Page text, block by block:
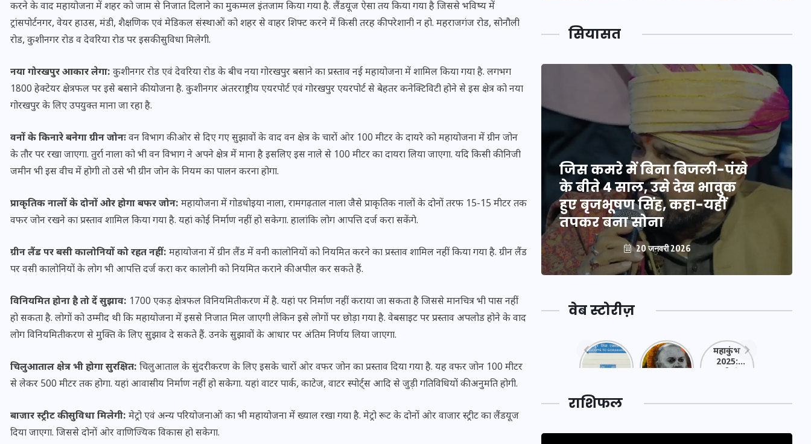
करने के वाद महायोजना में शहर को जाम से निजात दिलाने का मुकम्मल इंतजाम किया गया है. लैंडयूज ऐसा तय किया गया है जिससे भविष्य में
ट्रांसपोर्टनगर, वेयर हाउस, मंडी, शैक्षणिक एवं मेडिकल संस्थाओं को शहर से वाहर शिफ्ट करने में किसी तरह की परेशानी न हो. महराजगंज रोड, सोनौली
रोड, कुशीनगर रोड व देवरिया रोड पर इसकी सुविधा मिलेगी.
नया गोरखपुर आकार लेगा: कुशीनगर रोड एवं देवरिया रोड के बीच नया गोरखपुर बसाने का प्रस्ताव नई महायोजना में शामिल किया गया है. लगभग
1800 हेक्टेयर क्षेत्रफल पर इसे बसाने की योजना है. कुशीनगर अंतरराष्ट्रीय एयरपोर्ट एवं गोरखपुर एयरपोर्ट से बेहतर कनेक्टिविटी होने से इस क्षेत्र को नया
गोरखपुर के लिए उपयुक्त माना जा रहा है.
वनों के किनारे बनेगा ग्रीन जोनःवन विभाग की ओर से दिए गए सुझावों के वाद वन क्षेत्र के चारों ओर 100 मीटर के दायरे को महायोजना में ग्रीन जोन
के तौर पर रखा जाएगा. तुर्रा नाला को भी वन विभाग ने अपने क्षेत्र में माना है इसलिए इस नाले से 100 मीटर का दायरा लिया जाएगा. यदि किसी की निजी
जमीन भी इस वीच में होगी तो उसे भी ग्रीन जोन के नियम का पालन करना होगा.
प्राकृतिक नालों के दोनों ओर होगा बफर जोन: महायोजना में गोडधोइया नाला, रामगढ़ताल नाला जैसे प्राकृतिक नालों के दोनों तरफ 15-15 मीटर तक
वफर जोन रखने का प्रस्ताव शामिल किया गया है. यहां कोई निर्माण नहीं हो सकेगा. हालांकि लोग आपत्ति दर्ज करा सकेंगे.
ग्रीन लैंड पर बसी कालोनियों को रहत नहीं: महायोजना में ग्रीन लैंड में वनी कालोनियों को नियमित करने का प्रस्ताव शामिल नहीं किया गया है. ग्रीन लैंड
पर वसी कालोनियों के लोग भी आपत्ति दर्ज करा कर कालोनी को नियमित कराने की अपील कर सकते हैं.
विनियमित होना है तो दें सुझाव: 1700 एकड़ क्षेत्रफल विनियमितीकरण में है. यहां पर निर्माण नहीं कराया जा सकता है जिससे मानचित्र भी पास नहीं
हो सकता है. लोगों को उम्मीद थी कि महायोजना में इससे निजात मिल जाएगी लेकिन इसे लोगों पर छोड़ा गया है. वेबसाइट पर प्रस्ताव अपलोड होने के वाद
लोग विनियमितीकरण से मुक्ति के लिए सुझाव दे सकते हैं. उनके सुझावों के आधार पर अंतिम निर्णय लिया जाएगा.
चिलुआताल क्षेत्र भी होगा सुरक्षित: चिलुआताल के सुंदरीकरण के लिए इसके चारों ओर वफर जोन का प्रस्ताव दिया गया है. यह वफर जोन 100 मीटर
से लेकर 500 मीटर तक होगा. यहां आवासीय निर्माण नहीं हो सकेगा. यहां वाटर पार्क, काटेज, वाटर स्पोर्ट्स आदि से जुड़ी गतिविधियों की अनुमति होगी.
बाजार स्ट्रीट की सुविधा मिलेगी: मेट्रो एवं अन्य परियोजनाओं का भी महायोजना में ख्याल रखा गया है. मेट्रो रूट के दोनों ओर वाजार स्ट्रीट का लैंडयूज
दिया जाएगा. जिससे दोनों ओर वाणिज्यिक विकास हो सकेगा.
सियासत
जिस कमरे में बिना बिजली-पंखे
हुए बृजभूषण सिंह, कहा-यहीं
तपकर बना सोना
20 जनवरी 2026
हुए बृजभूषण सिंह, कहा-यहीं
तपकर बना सोना
20 जनवरी 2026
जिस कमरे में बिना बिजली-पंखे
के बीते 4 साल, उसे देख भावुक
हुए बृजभूषण सिंह, कहा-यहीं
तपकर बना सोना
20 जनवरी 2026
वेब स्टोरीज़
नया
एक्सप्रेसवे:
डेवलपमेंट
का लिंक
महाकुंभ
2025: कुछ
महाकुंभ
2025:
राशिफल